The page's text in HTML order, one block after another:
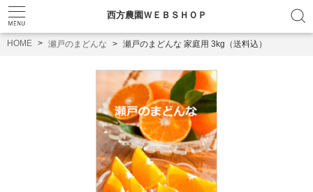
西方農園ＷＥＢＳＨＯＰ
HOME 瀬戸のまどんな 瀬戸のまどんな 家庭用 3kg（送料込）